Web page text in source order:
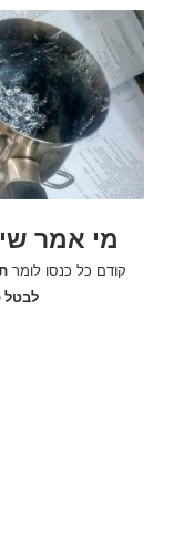
מי אמר
קודם כל כנסו לומר
לבטל